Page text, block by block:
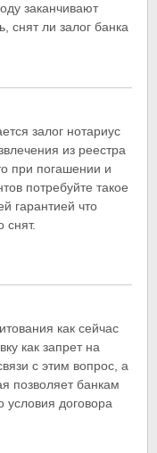
заканчивают
снят ли залог банка
залог нотариус
из реестра
при погашении и
потребуйте такое
гарантией что
снят.
как сейчас
как запрет на
с этим вопрос, а
позволяет банкам
условия договора